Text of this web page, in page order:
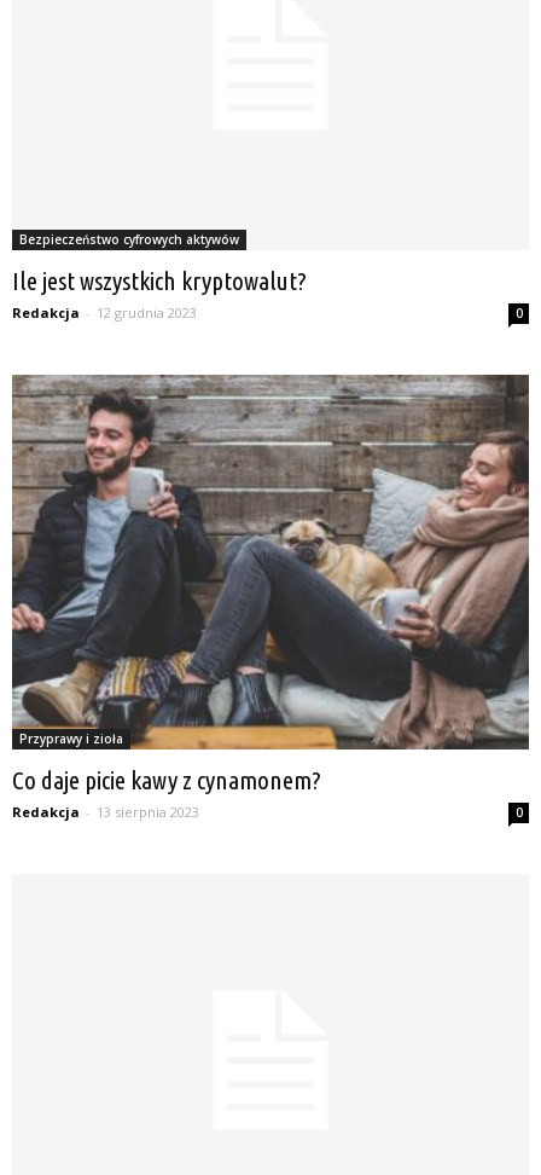
Bezpieczeństwo cyfrowych aktywów
Ile jest wszystkich kryptowalut?
Redakcja - 12 grudnia 2023 0
Przyprawy i zioła
Co daje picie kawy z cynamonem?
Redakcja - 13 sierpnia 2023 0